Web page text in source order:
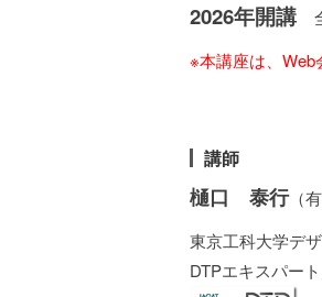
2026年開講
※本講座は、Web
講師
樋口 泰行（
東京工科大学デ
DTPエキスパー